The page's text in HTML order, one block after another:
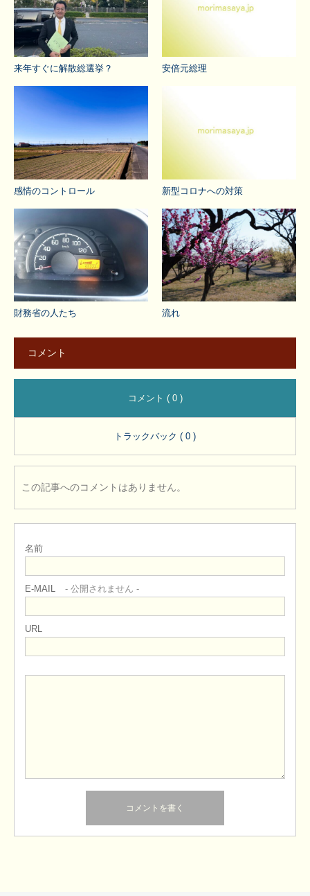
来年すぐに解散総選挙？ 安倍元総理
感情のコントロール 新型コロナへの対策
財務省の人たち 流れ
コメント
コメント ( 0 )
トラックバック ( 0 )
この記事へのコメントはありません。
名前
E-MAIL - 公開されません -
URL